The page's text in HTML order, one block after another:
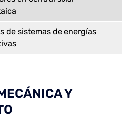
de sistemas de energías
Y